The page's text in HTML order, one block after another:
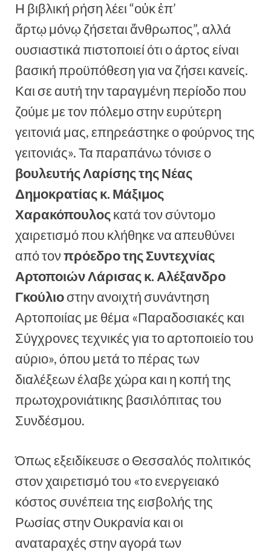
Η βιβλική ρήση λέει “οὐκ ἐπ’
ἄρτῳ μόνῳ ζήσεται ἄνθρωπος”, αλλά
ουσιαστικά πιστοποιεί ότι ο άρτος είναι
βασική προϋπόθεση για να ζήσει κανείς.
Και σε αυτή την ταραγμένη περίοδο που
ζούμε με τον πόλεμο στην ευρύτερη
γειτονιά μας, επηρεάστηκε ο φούρνος της
γειτονιάς». Τα παραπάνω τόνισε ο
βουλευτής Λαρίσης της Νέας
Δημοκρατίας κ. Μάξιμος
Χαρακόπουλοςκατά τον σύντομο
χαιρετισμό που κλήθηκε να απευθύνει
από τονπρόεδρο τηςΣυντεχνίας
Αρτοποιών Λάρισας κ. Αλέξανδρο
Γκούλιοστην ανοιχτή συνάντηση
Αρτοποιίας με θέμα «Παραδοσιακές και
Σύγχρονες τεχνικές για το αρτοποιείο του
αύριο», όπου μετά το πέρας των
διαλέξεων έλαβε χώρα και η κοπή της
πρωτοχρονιάτικης βασιλόπιτας του
Συνδέσμου.
Όπως εξειδίκευσε ο Θεσσαλός πολιτικός
στον χαιρετισμό του «το ενεργειακό
κόστος συνέπεια της εισβολής της
Ρωσίας στην Ουκρανία και οι
αναταραχές στην αγορά των